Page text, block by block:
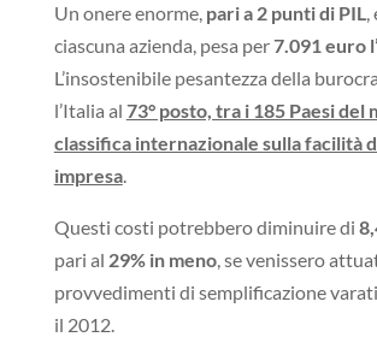
Un onere enorme, pari a 2 punti di PIL,
ciascuna azienda, pesa per7.091 euro
L’insostenibile pesantezza della
l’Italia al 73° posto, tra i 185 Paesi del
classifica internazionale sulla facilità
impresa.
Questi costi potrebbero diminuire di
pari al 29% in meno, se venissero
provvedimenti di semplificazione
il 2012.